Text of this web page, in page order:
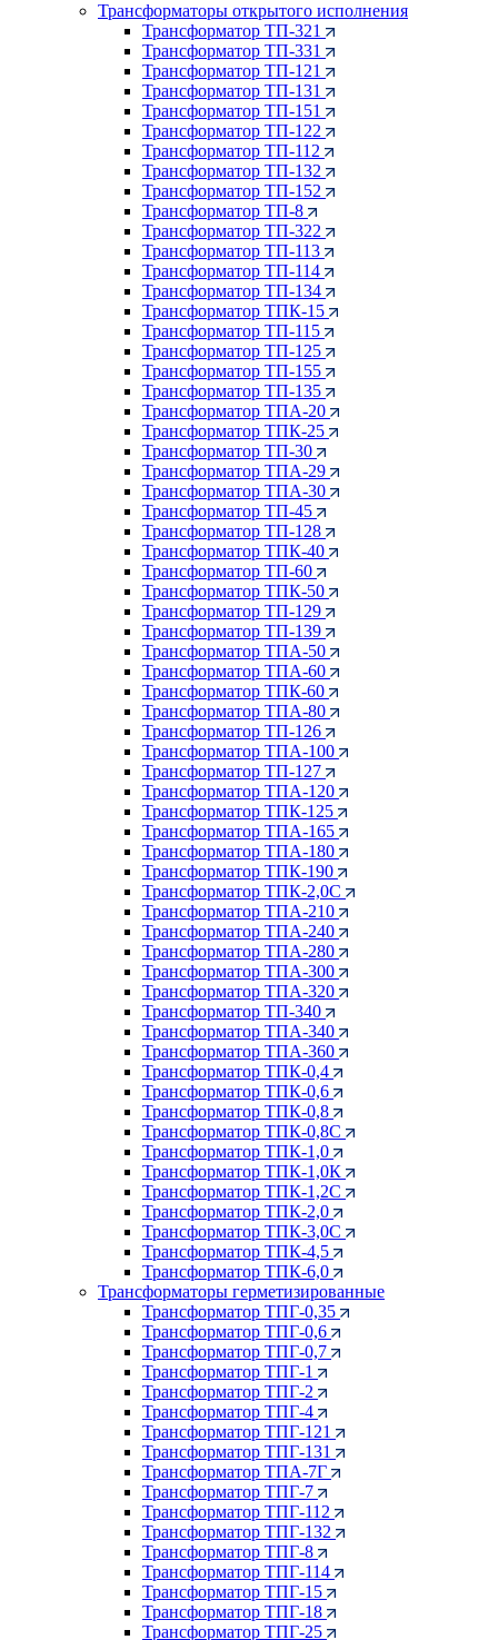
Трансформаторы открытого исполнения
Трансформатор ТП-321
Трансформатор ТП-331
Трансформатор ТП-121
Трансформатор ТП-131
Трансформатор ТП-151
Трансформатор ТП-122
Трансформатор ТП-112
Трансформатор ТП-132
Трансформатор ТП-152
Трансформатор ТП-8
Трансформатор ТП-322
Трансформатор ТП-113
Трансформатор ТП-114
Трансформатор ТП-134
Трансформатор ТПК-15
Трансформатор ТП-115
Трансформатор ТП-125
Трансформатор ТП-155
Трансформатор ТП-135
Трансформатор ТПА-20
Трансформатор ТПК-25
Трансформатор ТП-30
Трансформатор ТПА-29
Трансформатор ТПА-30
Трансформатор ТП-45
Трансформатор ТП-128
Трансформатор ТПК-40
Трансформатор ТП-60
Трансформатор ТПК-50
Трансформатор ТП-129
Трансформатор ТП-139
Трансформатор ТПА-50
Трансформатор ТПА-60
Трансформатор ТПК-60
Трансформатор ТПА-80
Трансформатор ТП-126
Трансформатор ТПА-100
Трансформатор ТП-127
Трансформатор ТПА-120
Трансформатор ТПК-125
Трансформатор ТПА-165
Трансформатор ТПА-180
Трансформатор ТПК-190
Трансформатор ТПК-2,0С
Трансформатор ТПА-210
Трансформатор ТПА-240
Трансформатор ТПА-280
Трансформатор ТПА-300
Трансформатор ТПА-320
Трансформатор ТП-340
Трансформатор ТПА-340
Трансформатор ТПА-360
Трансформатор ТПК-0,4
Трансформатор ТПК-0,6
Трансформатор ТПК-0,8
Трансформатор ТПК-0,8С
Трансформатор ТПК-1,0
Трансформатор ТПК-1,0К
Трансформатор ТПК-1,2С
Трансформатор ТПК-2,0
Трансформатор ТПК-3,0С
Трансформатор ТПК-4,5
Трансформатор ТПК-6,0
Трансформаторы герметизированные
Трансформатор ТПГ-0,35
Трансформатор ТПГ-0,6
Трансформатор ТПГ-0,7
Трансформатор ТПГ-1
Трансформатор ТПГ-2
Трансформатор ТПГ-4
Трансформатор ТПГ-121
Трансформатор ТПГ-131
Трансформатор ТПА-7Г
Трансформатор ТПГ-7
Трансформатор ТПГ-112
Трансформатор ТПГ-132
Трансформатор ТПГ-8
Трансформатор ТПГ-114
Трансформатор ТПГ-15
Трансформатор ТПГ-18
Трансформатор ТПГ-25